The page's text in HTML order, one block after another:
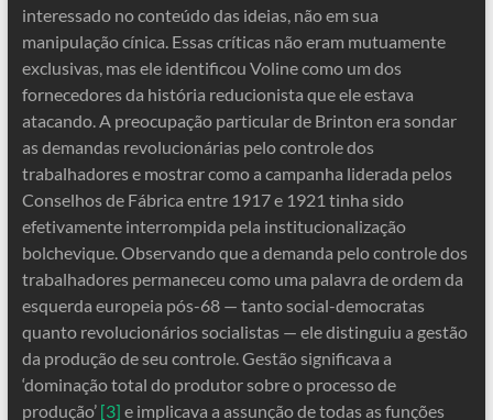
interessado no conteúdo das ideias, não em sua
manipulação cínica. Essas críticas não eram mutuamente
exclusivas, mas ele identificou Voline como um dos
fornecedores da história reducionista que ele estava
atacando. A preocupação particular de Brinton era sondar
as demandas revolucionárias pelo controle dos
trabalhadores e mostrar como a campanha liderada pelos
Conselhos de Fábrica entre 1917 e 1921 tinha sido
efetivamente interrompida pela institucionalização
bolchevique. Observando que a demanda pelo controle dos
trabalhadores permaneceu como uma palavra de ordem da
esquerda europeia pós-68 — tanto social-democratas
quanto revolucionários socialistas — ele distinguiu a gestão
da produção de seu controle. Gestão significava a
‘dominação total do produtor sobre o processo de
produção’ [3] e implicava a assunção de todas as funções